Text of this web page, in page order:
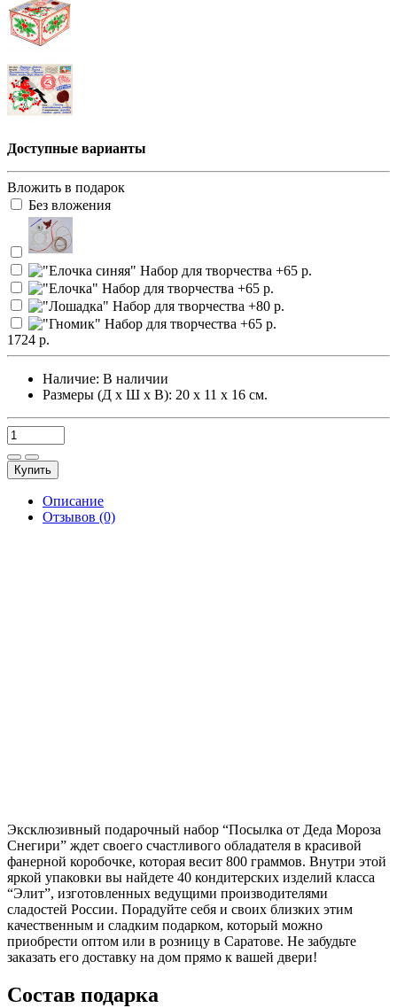
Доступные варианты
Вложить в подарок
Без вложения
1724 р.
Наличие: В наличии
Размеры (Д х Ш х В): 20 х 11 х 16 см.
Купить
Описание
Отзывов (0)
Эксклюзивный подарочный набор “Посылка от Деда Мороза
Снегири” ждет своего счастливого обладателя в красивой
фанерной коробочке, которая весит 800 граммов. Внутри этой
яркой упаковки вы найдете 40 кондитерских изделий класса
“Элит”, изготовленных ведущими производителями
сладостей России. Порадуйте себя и своих близких этим
качественным и сладким подарком, который можно
приобрести оптом или в розницу в Саратове. Не забудьте
заказать его доставку на дом прямо к вашей двери!
Состав подарка